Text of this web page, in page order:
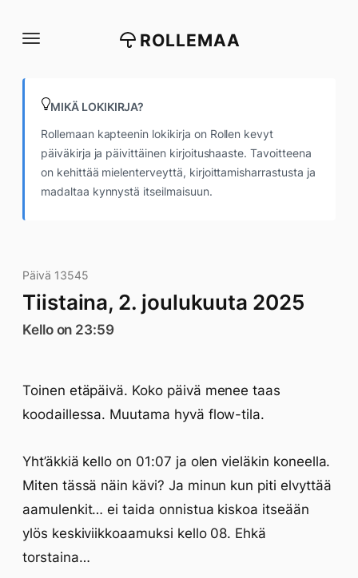
suoraan
ROLLEMAA
MIKÄ LOKIKIRJA?
Rollemaan kapteenin lokikirja on Rollen kevyt
päiväkirja ja päivittäinen kirjoitushaaste. Tavoitteena
on kehittää mielenterveyttä, kirjoittamisharrastusta ja
madaltaa kynnystä itseilmaisuun.
Päivä 13545
Tiistaina, 2. joulukuuta 2025
Kello on 23:59
Toinen etäpäivä. Koko päivä menee taas
koodaillessa. Muutama hyvä flow-tila.
Yht’äkkiä kello on 01:07 ja olen vieläkin koneella.
Miten tässä näin kävi? Ja minun kun piti elvyttää
aamulenkit… ei taida onnistua kiskoa itseään
ylös keskiviikkoaamuksi kello 08. Ehkä
torstaina…